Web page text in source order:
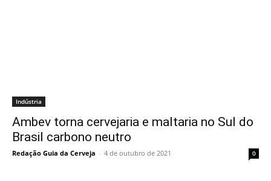
Indústria
Ambev torna cervejaria e maltaria no Sul do
Brasil carbono neutro
Redação Guia da Cerveja - 4 de outubro de 2021 0